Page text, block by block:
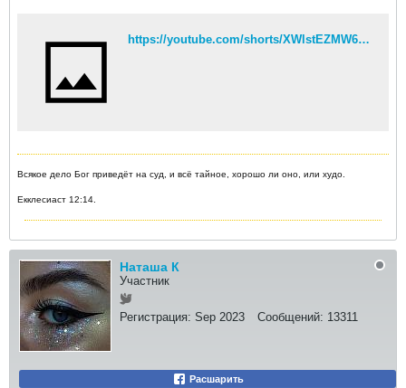
https://youtube.com/shorts/XWlstEZMW6s?is=HTt02nUYhXXQAIL9
Всякое дело Бог приведёт на суд, и всё тайное, хорошо ли оно, или худо.
Екклесиаст 12:14.
Наташа К
Участник
Регистрация: Sep 2023 Сообщений: 13311
Расшарить